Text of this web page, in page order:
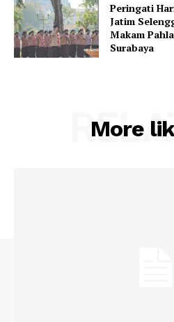
Peringati
Jatim
Makam
Surabaya
More